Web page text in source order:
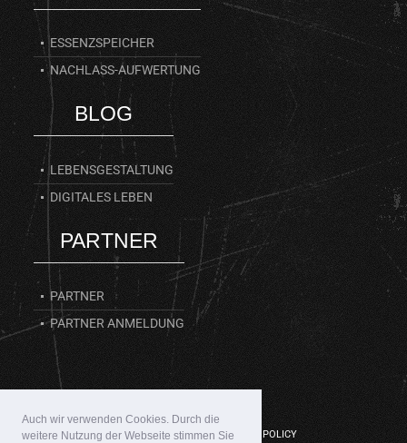
Auch wir verwenden Cookies. Durch die
weitere Nutzung der Webseite stimmen Sie
ESSENZSPEICHER
NACHLASS-AUFWERTUNG
BLOG
LEBENSGESTALTUNG
DIGITALES LEBEN
PARTNER
PARTNER
PARTNER ANMELDUNG
LEBENSGANG © 2017 | PRIVACY POLICY